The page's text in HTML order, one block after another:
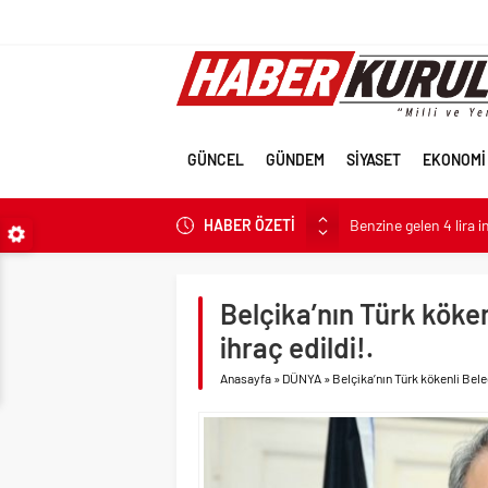
GÜNCEL GÜNDEM SİYASET EKONOMİ
HABER ÖZETİ
Benzine gelen 4 lira
ABD’nin Hiroşima
Erdal
İran’a güç
Terörsüz Türkiye için
Terörsüz Türkiye
Veli Ağbaba’nın
Belçika’nın Türk
ihraç edildi!.
Anasayfa » DÜNYA » Belçika’nın Türk kökenli